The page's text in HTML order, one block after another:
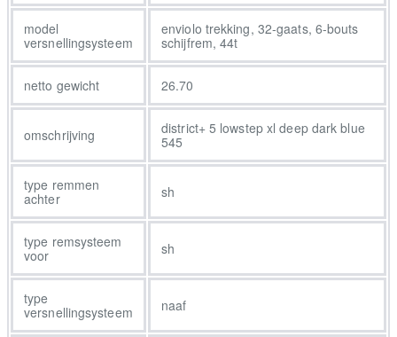
het meeste voordeel van hebt, zoals een geveerde vork en
geveerde zadelpen. - Het smart systeem van Bosch geeft je
krachtige ondersteuning en in combinatie met de eBike Flow app
Enviolo AUTOMATIQ eenmaal hebt ingesteld, hoef je er niet
De Gates CDX-aandrijving is soepel, geruisloos, fraai en vergt
nauwelijks onderhoud. - Kies de accucapaciteit die past bij jouw
budget en het gewenste rijbereik voor optimaal rijplezier. Upgrade
je pedalen om meer van je fiets te genieten De pedalen vormen
twee van de vijf contactpunten waar je je fiets aanraakt. Hoewel
er op deze fiets al een paar zit, levert een upgrade je meer
controle en grip op waardoor je prettiger rijdt. Bekijk de pedalen-
pedalen aan voor simpele veelzijdigheid.<br><br>
model
versnellingsysteem
enviolo trekking, 32-gaats, 6-bouts
schijfrem, 44t
netto gewicht 26.70
omschrijving
district+ 5 lowstep xl deep dark blue
545
type remmen
achter
sh
type remsysteem
voor
sh
type
versnellingsysteem
naaf